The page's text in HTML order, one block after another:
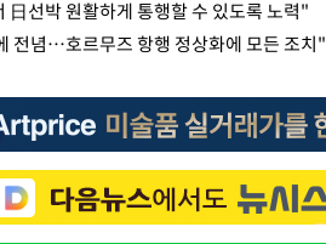
日선박 원활하게 통행할 수 있도록 노력"
전념…호르무즈 항행 정상화에 모든 조치"